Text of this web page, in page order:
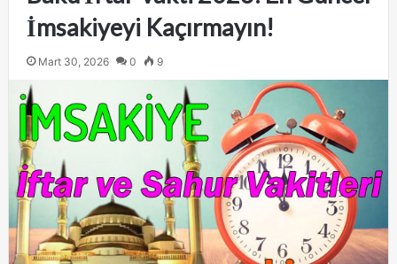
İmsakiyeyi Kaçırmayın!
Mart 30, 2026 0 9